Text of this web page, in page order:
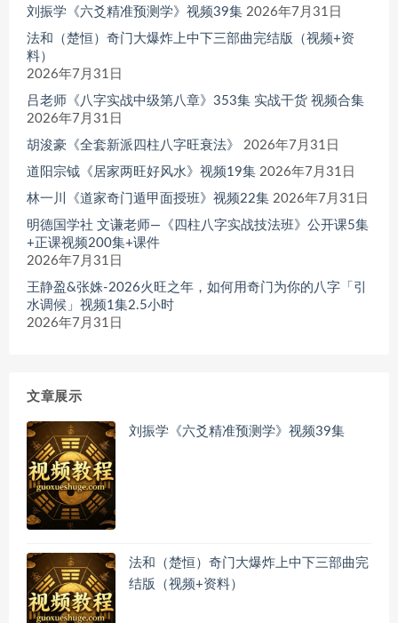
刘振学《六爻精准预测学》视频39集 2026年7月31日
法和（楚恒）奇门大爆炸上中下三部曲完结版（视频+资
料）
2026年7月31日
吕老师《八字实战中级第八章》353集 实战干货 视频合集
2026年7月31日
胡浚豪《全套新派四柱八字旺衰法》
2026年7月31日
道阳宗钺《居家两旺好风水》视频19集 2026年7月31日
林一川《道家奇门遁甲面授班》视频22集 2026年7月31日
明德国学社 文谦老师—《四柱八字实战技法班》公开课5集
+正课视频200集+课件
2026年7月31日
王静盈&张姝-2026火旺之年，如何用奇门为你的八字「引
水调候」视频1集2.5小时
2026年7月31日
文章展示
刘振学《六爻精准预测学》视频39集
法和（楚恒）奇门大爆炸上中下三部曲完
结版（视频+资料）